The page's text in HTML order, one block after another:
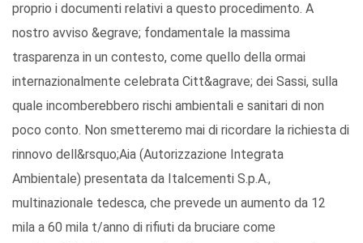
proprio i documenti relativi a questo procedimento. A
nostro avviso &egrave; fondamentale la massima
trasparenza in un contesto, come quello della ormai
internazionalmente celebrata Citt&agrave; dei Sassi, sulla
quale incomberebbero rischi ambientali e sanitari di non
poco conto. Non smetteremo mai di ricordare la richiesta di
rinnovo dell&rsquo;Aia (Autorizzazione Integrata
Ambientale) presentata da Italcementi S.p.A.,
multinazionale tedesca, che prevede un aumento da 12
mila a 60 mila t/anno di rifiuti da bruciare come